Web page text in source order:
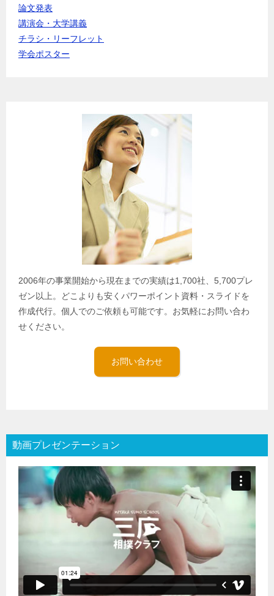
論文発表
講演会・大学講義
チラシ・リーフレット
学会ポスター
2006年の事業開始から現在までの実績は1,700社、5,700プレ
ゼン以上。どこよりも安くパワーポイント資料・スライドを
作成代行。個人でのご依頼も可能です。お気軽にお問い合わ
せください。
お問い合わせ
動画プレゼンテーション